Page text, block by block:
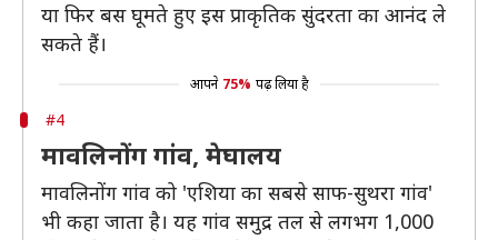
या फिर बस घूमते हुए इस प्राकृतिक सुंदरता का आनंद ले
सकते हैं।
आपने 75% पढ़ लिया है
#4
मावलिनोंग गांव, मेघालय
मावलिनोंग गांव को 'एशिया का सबसे साफ-सुथरा गांव'
भी कहा जाता है। यह गांव समुद्र तल से लगभग 1,000